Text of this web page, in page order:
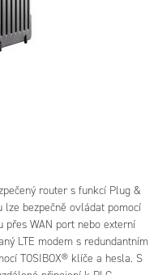
router s funkcí Plug &
bezpečně ovládat pomocí
přes WAN port nebo externí
LTE modem s redundantním
TOSIBOX® klíče a hesla. S